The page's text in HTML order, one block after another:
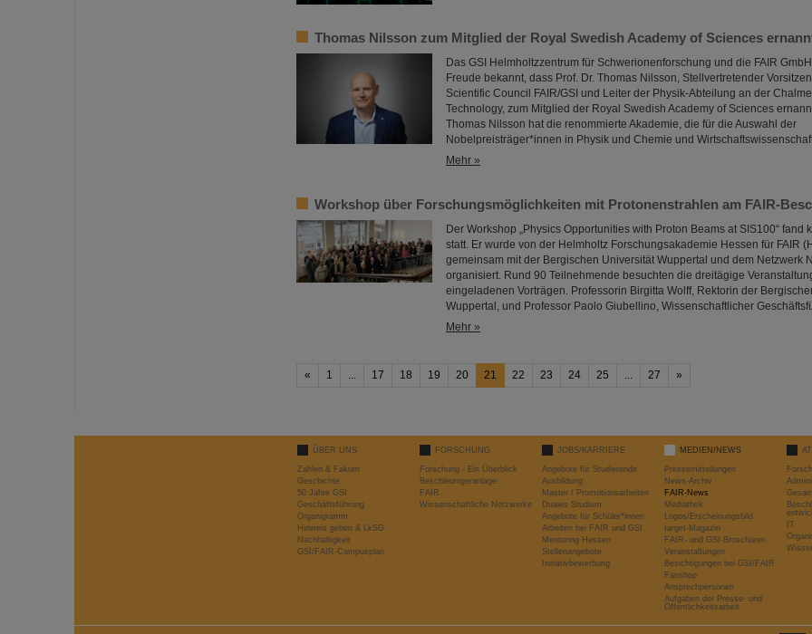
Thomas Nilsson zum Mitglied der Royal Swedish Academy of Sciences
Das GSI Helmholtzzentrum für Schwerionenforschung und die FAIR
Freude bekannt, dass Prof. Dr. Thomas Nilsson, Stellvertretender
Scientific Council FAIR/GSI und Leiter der Physik-Abteilung an der
Technology, zum Mitglied der Royal Swedish Academy of Sciences
Thomas Nilsson hat die renommierte Akademie, die für die Auswahl der
Nobelpreisträger*innen in Physik und Chemie und
Mehr »
Workshop über Forschungsmöglichkeiten mit Protonenstrahlen am FAIR-
Der Workshop „Physics Opportunities with Proton Beams at SIS100“ fand
statt. Er wurde von der Helmholtz Forschungsakademie Hessen für FAIR
gemeinsam mit der Bergischen Universität Wuppertal und dem Netzwerk
organisiert. Rund 90 Teilnehmende besuchten die dreitägige
eingeladenen Vorträgen. Professorin Birgitta Wolff, Rektorin der
Wuppertal, und Professor Paolo Giubellino, Wissenschaftlicher
Mehr »
« 1 ... 17 18 19 20 21 22 23 24 25 ... 27 »
ÜBER UNS
Zahlen & Fakten
Geschichte
50 Jahre GSI
Geschäftsführung
Organigramm
Hinweis geben & LkSG
Nachhaltigkeit
GSI/FAIR-Campusplan
FORSCHUNG
Forschung - Ein Überblick
Beschleunigeranlage
FAIR
Wissenschaftliche Netzwerke
JOBS/KARRIERE
Angebote für Studierende
Ausbildung
Master / Promotionsarbeiten
Duales Studium
Angebote für Schüler*innen
Arbeiten bei FAIR und GSI
Mentoring Hessen
Stellenangebote
Initiativbewerbung
MEDIEN/NEWS
Pressemitteilungen
News-Archiv
FAIR-News
Mediathek
Logos/Erscheinungsbild
target-Magazin
FAIR- und GSI-Broschüren
Veranstaltungen
Besichtigungen bei GSI/FAIR
Fanshop
Ansprechpersonen
Aufgaben der Presse- und
Öffentlichkeitsarbeit
IT